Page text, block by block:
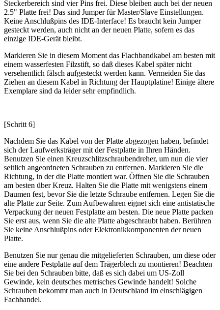
Steckerbereich sind vier Pins frei. Diese bleiben auch bei der neuen
2.5" Platte frei! Das sind Jumper für Master/Slave Einstellungen.
Keine Anschlußpins des IDE-Interface! Es braucht kein Jumper
gesteckt werden, auch nicht an der neuen Platte, sofern es das
einzige IDE-Gerät bleibt.
Markieren Sie in diesem Moment das Flachbandkabel am besten mit
einem wasserfesten Filzstift, so daß dieses Kabel später nicht
versehentlich fälsch aufgesteckt werden kann. Vermeiden Sie das
Ziehen an diesem Kabel in Richtung der Hauptplatine! Einige ältere
Exemplare sind da leider sehr empfindlich.
[Schritt 6]
Nachdem Sie das Kabel von der Platte abgezogen haben, befindet
sich der Laufwerksträger mit der Festplatte in Ihren Händen.
Benutzen Sie einen Kreuzschlitzschraubendreher, um nun die vier
seitlich angeordneten Schrauben zu entfernen. Markieren Sie die
Richtung, in der die Platte montiert war. Öffnen Sie die Schrauben
am besten über Kreuz. Halten Sie die Platte mit wenigstens einem
Daumen fest, bevor Sie die letzte Schraube entfernen. Legen Sie die
alte Platte zur Seite. Zum Aufbewahren eignet sich eine antistatische
Verpackung der neuen Festplatte am besten. Die neue Platte packen
Sie erst aus, wenn Sie die alte Platte abgeschraubt haben. Berühren
Sie keine Anschlußpins oder Elektronikkomponenten der neuen
Platte.
Benutzen Sie nur genau die mitgelieferten Schrauben, um diese oder
eine andere Festplatte auf dem Trägerblech zu montieren! Beachten
Sie bei den Schrauben bitte, daß es sich dabei um US-Zoll
Gewinde, kein deutsches metrisches Gewinde handelt! Solche
Schrauben bekommt man auch in Deutschland im einschlägigen
Fachhandel.